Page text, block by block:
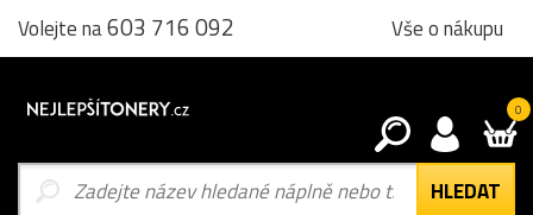
Volejte na603 716 092 Vše o nákupu
0